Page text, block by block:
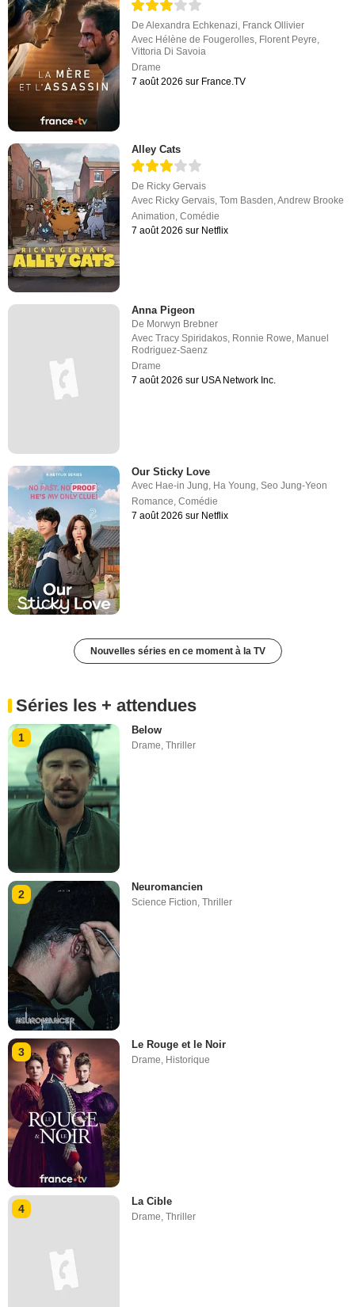
DeAlexandra Echkenazi, Franck Ollivier
Avec Hélène de Fougerolles, Florent Peyre,
Vittoria Di Savoia
Drame
7 août 2026 sur France.TV
Alley Cats
De Ricky Gervais
Avec Ricky Gervais,Tom Basden,Andrew Brooke
Animation,Comédie
7 août 2026 sur Netflix
Anna Pigeon
De Morwyn Brebner
AvecTracy Spiridakos, Ronnie Rowe, Manuel
Rodriguez-Saenz
Drame
7 août 2026 sur USA Network Inc.
Our Sticky Love
Avec Hae-in Jung Ha Young ,Seo Jung-Yeon
Romance ,Comédie
7 août 2026 sur Netflix
Nouvelles séries en ce moment à la TV
Séries les + attendues
1
Below
Drame,Thriller
2
Neuromancien
Science Fiction,Thriller
3
Le Rouge et le Noir
Drame Historique
4
La Cible
Drame,Thriller